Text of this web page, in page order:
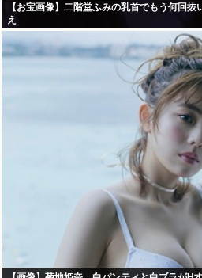
【お宝画像】二階堂ふみの乳首でもう何回抜
え